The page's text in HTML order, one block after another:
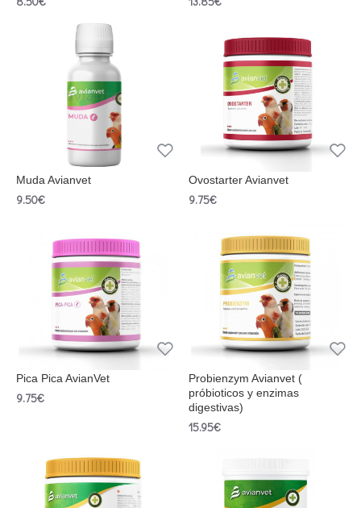
Muda Avianvet
9.50€
Ovostarter Avianvet
9.75€
Pica Pica AvianVet
9.75€
Probienzym Avianvet (
próbioticos y enzimas
digestivas)
15.95€